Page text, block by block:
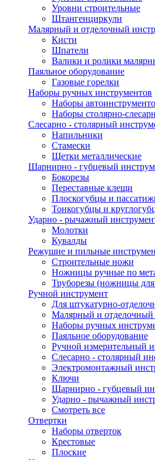
Уровни строительные
Штангенциркули
Малярный и отделочный
Кисти
Шпатели
Валики и ролики
Паяльное оборудование
Газовые горелки
Наборы ручных инструментов
Наборы
Наборы столярно-
Слесарно - столярный
Напильники
Стамески
Щетки металлические
Шарнирно - губцевый
Бокорезы
Переставные клещи
Плоскогубцы и
Тонкогубцы и
Ударно - рычажный
Молотки
Кувалды
Режушие и пильные
Строительные ножи
Ножницы ручные по
Труборезы (ножницы
Ручной инструмент
Для штукатурно-
Малярный и отделочный
Наборы ручных
Паяльное оборудование
Ручной измерительный
Слесарно - столярный
Электромонтажный
Ключи
Шарнирно - губцевый
Ударно - рычажный
Смотреть все
Отвертки
Наборы отверток
Крестовые
Плоские